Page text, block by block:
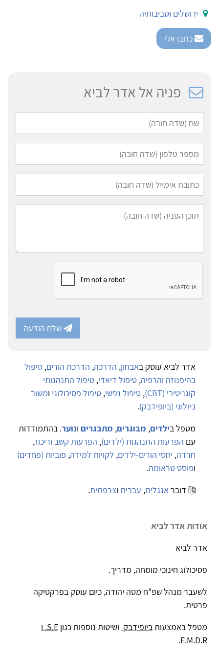
ירושלים וסביבותיה
כתבו אלי
פניה אל אדר לביא
שלח הודעה
אדר לביא עוסק באבחון, הדרכה, הדרכת הורים, טיפול
בהיפנוזה והרפיה, טיפול דיאדי, טיפול התנהגותי
קוגניטיבי (CBT)
, טיפול נפשי, טיפול פסיכולוגי ומשוב
ביולוגי (ביופידבק).
מטפל בילדים, מבוגרים, מתבגרים ונוער. בהתמודדות
עם הפרעות התנהגות (ילדים), הפרעות קשב וריכוז,
חרדה, יחסי הורים-ילדים, לקויות למידה, פוביות (פחדים)
ופוסט טראומה.
דובראנגלית, עברית וצרפתית.
אודות אדר לביא
אדר לביא
פסיכולוג חינוכי מומחה, מדריך.
לשעבר מנהל שפ"ח מטה יהודה, כיום עוסק בפרקטיקה
פרטית.
מטפל באמצעותביופידבק ושיטות נוספות כגון
S.E. ו
E.M.D.R.